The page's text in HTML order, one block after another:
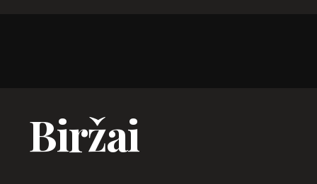
Biržai